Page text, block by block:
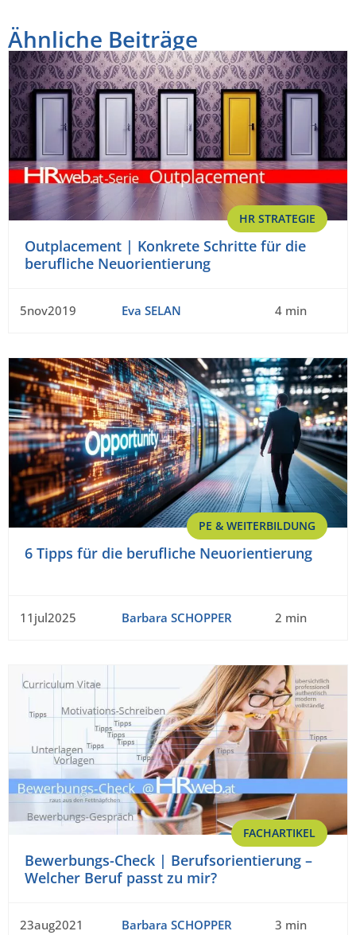
Ähnliche Beiträge
HR STRATEGIE
Outplacement | Konkrete Schritte für die
berufliche Neuorientierung
5nov2019 Eva SELAN 4 min
PE & WEITERBILDUNG
6 Tipps für die berufliche Neuorientierung
11jul2025 Barbara SCHOPPER 2 min
FACHARTIKEL
Bewerbungs-Check | Berufsorientierung –
Welcher Beruf passt zu mir?
23aug2021 Barbara SCHOPPER 3 min